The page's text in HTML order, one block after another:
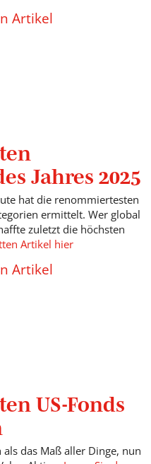
Artikel
Jahres 2025
hat die renommiertesten
ermittelt. Wer global
zuletzt die höchsten
Artikel hier
Artikel
US-Fonds
das Maß aller Dinge, nun